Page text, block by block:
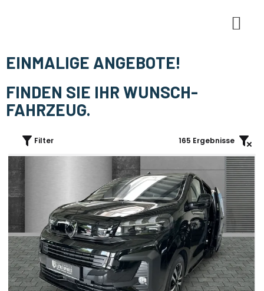
EINMALIGE ANGEBOTE!
FINDEN SIE IHR WUNSCH-
FAHRZEUG.
Filter 165 Ergebnisse